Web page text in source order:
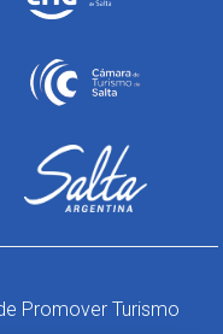
Promover Turismo